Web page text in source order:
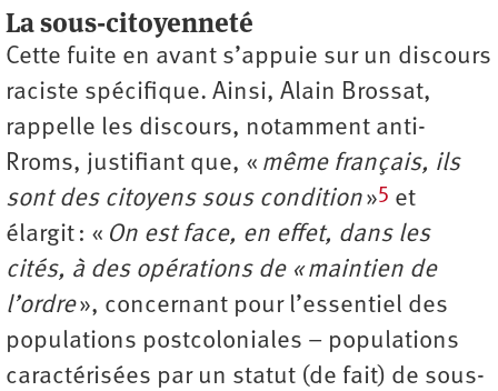
La sous-citoyenneté
Cette fuite en avant s’appuie sur un discours
raciste spécifique. Ainsi, Alain Brossat,
rappelle les discours, notamment anti-
Rroms, justifiant que, « même français, ils
sont des citoyens sous condition»5 et
élargit : « On est face, en effet, dans les
cités, à des opérations de « maintien de
l’ordre», concernant pour l’essentiel des
populations postcoloniales – populations
caractérisées par un statut (de fait) de sous-